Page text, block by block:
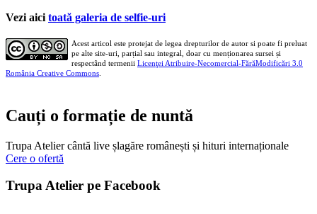
Vezi aici toată galeria de selfie-uri
Acest articol este protejat de legea drepturilor de autor si poate fi preluat
pe alte site-uri, parțial sau integral, doar cu menționarea sursei și
respectând termenii Licenţei Atribuire-Necomercial-FărăModificări 3.0
România Creative Commons
Cauți o formație de nuntă
Trupa Atelier cântă live șlagăre românești și hituri internaționale
Cere o ofertă
Trupa Atelier pe Facebook